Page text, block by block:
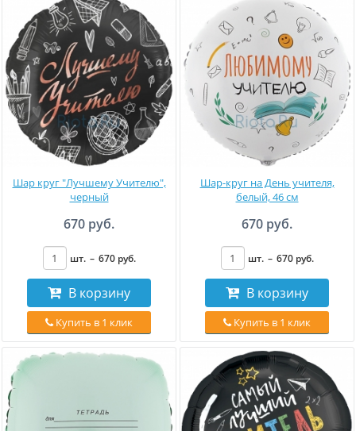
Шар круг "Лучшему Учителю",
черный
670 руб.
шт. – 670 руб.
В корзину
Купить в 1 клик
Шар-круг на День учителя,
белый, 46 см
670 руб.
шт. – 670 руб.
В корзину
Купить в 1 клик